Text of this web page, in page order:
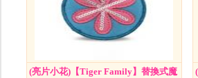
(亮片小花)【Tiger Family】替換式魔